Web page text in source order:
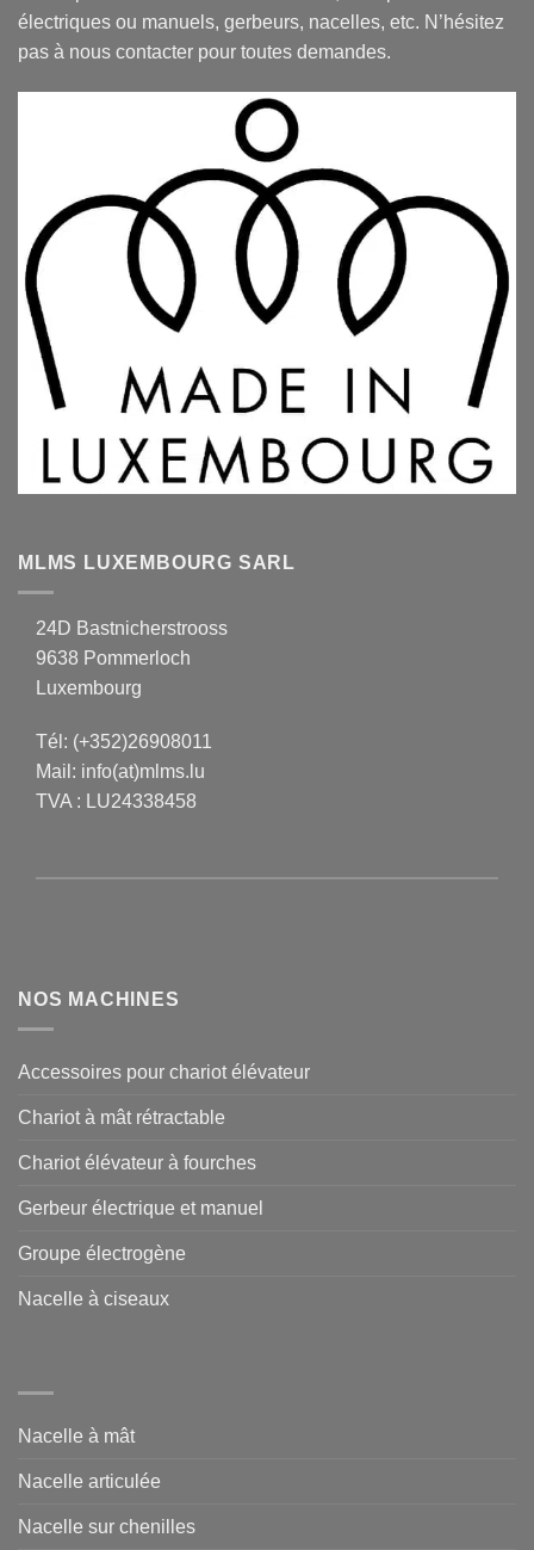
électriques ou manuels, gerbeurs, nacelles, etc. N’hésitez
pas à nous contacter pour toutes demandes.
MLMS LUXEMBOURG SARL
24D Bastnicherstrooss
9638 Pommerloch
Luxembourg
Tél: (+352)26908011
Mail: info(at)mlms.lu
TVA : LU24338458
NOS MACHINES
Accessoires pour chariot élévateur
Chariot à mât rétractable
Chariot élévateur à fourches
Gerbeur électrique et manuel
Groupe électrogène
Nacelle à ciseaux
Nacelle à mât
Nacelle articulée
Nacelle sur chenilles